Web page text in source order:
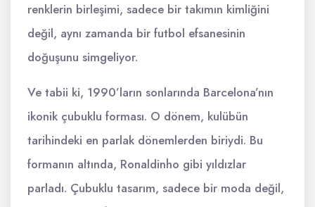
renklerin birleşimi, sadece bir takımın kimliğini
değil, aynı zamanda bir futbol efsanesinin
doğuşunu simgeliyor.
Ve tabii ki, 1990’ların sonlarında Barcelona’nın
ikonik çubuklu forması. O dönem, kulübün
tarihindeki en parlak dönemlerden biriydi. Bu
formanın altında, Ronaldinho gibi yıldızlar
parladı. Çubuklu tasarım, sadece bir moda değil,